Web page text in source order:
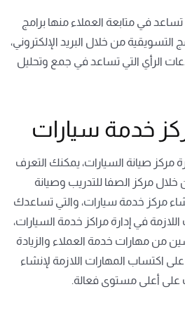
في متابعة العملاء منها برامج
التسويقية من خلال البريد الإلكتروني،
الرأي التي تساعد في جمع وتحليل
خدمة سيارات
مركز صيانة السيارات، يمكنك التعرف
مركز الصفا للتدريب وصيانة
مركز خدمة سيارات، والتي تساعدك
في إدارة مراكز خدمة السيارات،
من مهارات خدمة العملاء والزيادة
اكتساب المهارات اللازمة لإنشاء
على أعلى مستوى فعالة.